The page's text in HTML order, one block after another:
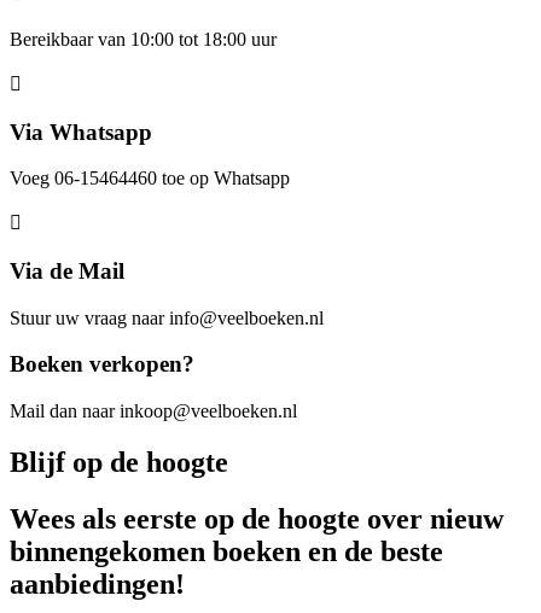
Bereikbaar van 10:00 tot 18:00 uur
Via Whatsapp
Voeg 06-15464460 toe op Whatsapp
Via de Mail
Stuur uw vraag naar info@veelboeken.nl
Boeken verkopen?
Mail dan naar inkoop@veelboeken.nl
Blijf op de hoogte
Wees als eerste op de hoogte over nieuw
binnengekomen boeken en de beste
aanbiedingen!